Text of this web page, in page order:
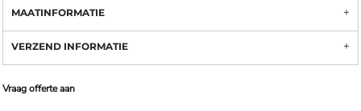
MAATINFORMATIE
VERZEND INFORMATIE
Vraag offerte aan